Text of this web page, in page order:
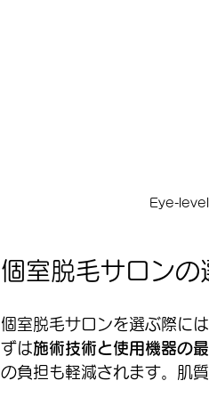
Eye-
個室脱毛サロンの
個室脱毛サロンを選ぶ際に
ずは施術技術と使用機器の
の負担も軽減されます。肌